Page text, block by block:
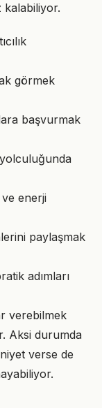
kalabiliyor.
görmek
başvurmak
ve enerji
paylaşmak
adımları
verebilmek
Aksi durumda
verse de